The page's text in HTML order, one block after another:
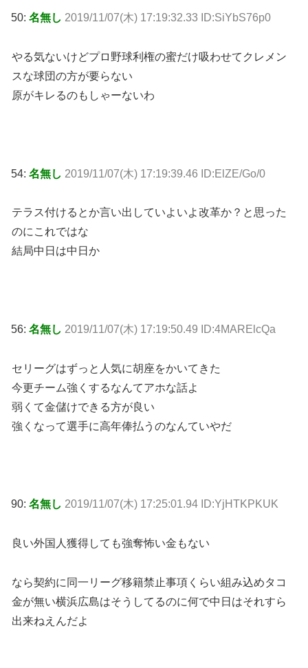
50: 名無し 2019/11/07(木) 17:19:32.33 ID:SiYbS76p0
やる気ないけどプロ野球利権の蜜だけ吸わせてクレメン
スな球団の方が要らない
原がキレるのもしゃーないわ
54: 名無し 2019/11/07(木) 17:19:39.46 ID:ElZE/Go/0
テラス付けるとか言い出していよいよ改革か？と思った
のにこれではな
結局中日は中日か
56: 名無し 2019/11/07(木) 17:19:50.49 ID:4MARElcQa
セリーグはずっと人気に胡座をかいてきた
今更チーム強くするなんてアホな話よ
弱くて金儲けできる方が良い
強くなって選手に高年俸払うのなんていやだ
90: 名無し 2019/11/07(木) 17:25:01.94 ID:YjHTKPKUK
良い外国人獲得しても強奪怖い金もない
なら契約に同一リーグ移籍禁止事項くらい組み込めタコ
金が無い横浜広島はそうしてるのに何で中日はそれすら
出来ねえんだよ